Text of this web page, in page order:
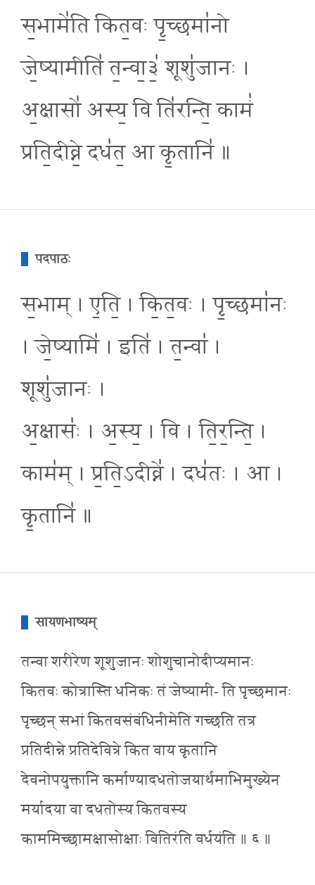
स॒भामे॑ति कित॒वः पृ॒च्छमा॑नो
जे॒ष्यामीति॑ त॒न्वा॒३॒॑ शूशु॑जानः ।
अ॒क्षासो॑ अस्य॒ वि ति॑रन्ति॒ कामं॑
प्रति॒दीव्ने॒ दध॑त॒ आ कृ॒तानि॑ ॥
पदपाठः
स॒भाम् । ए॒ति॒ । कि॒त॒वः । पृ॒च्छमा॑नः
। जे॒ष्यामि॑ । इति॑ । त॒न्वा॑ ।
शूशु॑जानः ।
अ॒क्षासः॑ । अ॒स्य॒ । वि । ति॒र॒न्ति॒ ।
काम॑म् । प्र॒ति॒ऽदीव्ने॑ । दध॑तः । आ ।
कृ॒तानि॑ ॥
सायणभाष्यम्
तन्वा शरीरेण शूशुजानः शोशुचानोदीप्यमानः
कितवः कोत्रास्ति धनिकः तं जेष्यामी- ति पृच्छमानः
पृच्छन् सभां कितवसंबंधिनीमेति गच्छति तत्र
प्रतिदीन्ने प्रतिदेवित्रे कित वाय कृतानि
देवनोपयुक्तानि कर्माण्यादधतोजयार्थमाभिमुख्येन
मर्यादया वा दधतोस्य कितवस्य
काममिच्छामक्षासोक्षाः वितिरंति वर्धयंति ॥ ६ ॥